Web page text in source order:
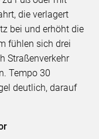
die verlagert
bei und erhöht die
fühlen sich drei
Straßenverkehr
Tempo 30
deutlich, darauf